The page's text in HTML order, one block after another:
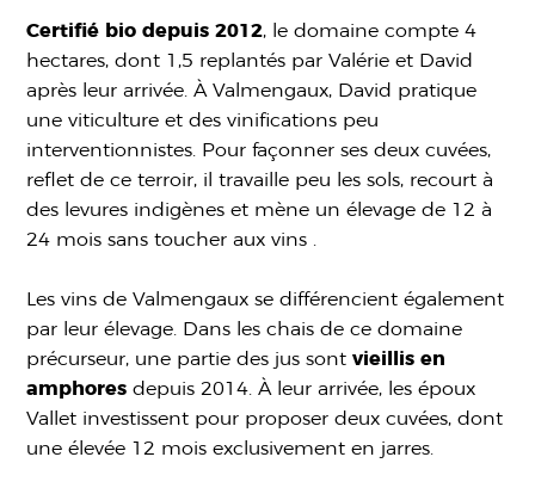
Certifié bio depuis 2012, le domaine compte 4
hectares, dont 1,5 replantés par Valérie et David
après leur arrivée. À Valmengaux, David pratique
une viticulture et des vinifications peu
interventionnistes. Pour façonner ses deux cuvées,
reflet de ce terroir, il travaille peu les sols, recourt à
des levures indigènes et mène un élevage de 12 à
24 mois sans toucher aux vins .
Les vins de Valmengaux se différencient également
par leur élevage. Dans les chais de ce domaine
précurseur, une partie des jus sontvieillis en
amphores depuis 2014. À leur arrivée, les époux
Vallet investissent pour proposer deux cuvées, dont
une élevée 12 mois exclusivement en jarres.